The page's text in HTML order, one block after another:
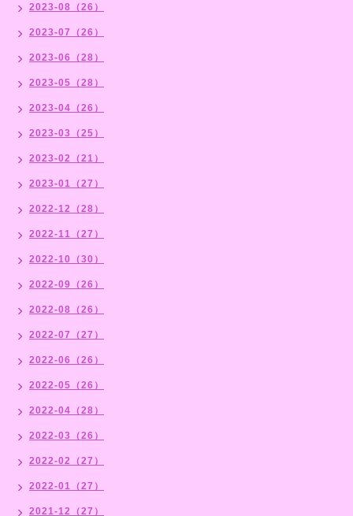
2023-08（26）
2023-07（26）
2023-06（28）
2023-05（28）
2023-04（26）
2023-03（25）
2023-02（21）
2023-01（27）
2022-12（28）
2022-11（27）
2022-10（30）
2022-09（26）
2022-08（26）
2022-07（27）
2022-06（26）
2022-05（26）
2022-04（28）
2022-03（26）
2022-02（27）
2022-01（27）
2021-12（27）